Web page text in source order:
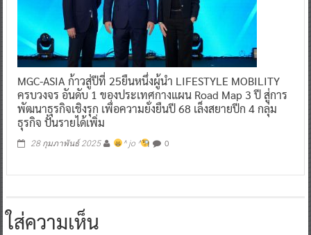
MGC-ASIA ก้าวสู่ปีที่ 25ยืนหนึ่งผู้นำ LIFESTYLE MOBILITY
ครบวงจร อันดับ 1 ของประเทศกางแผน Road Map 3 ปี สู่การ
พัฒนาธุรกิจเชิงรุก เพื่อความยั่งยืนปี 68 เล็งสยายปีก 4 กลุ่ม
ธุรกิจ ปั้นรายได้เพิ่ม
28 กุมภาพันธ์ 2025 ^ jo ^ 0
ใส่ความเห็น